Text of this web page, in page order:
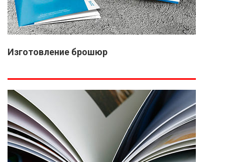
Изготовление брошюр